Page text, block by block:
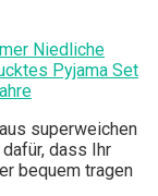
Niedliche
Pyjama Set
superweichen
dass Ihr
bequem tragen